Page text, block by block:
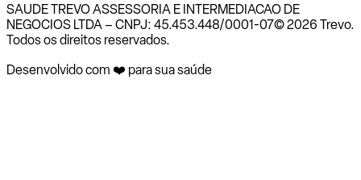
SAUDE TREVO ASSESSORIA E INTERMEDIACAO DE
NEGOCIOS LTDA – CNPJ: 45.453.448/0001-07© 2026 Trevo.
Todos os direitos reservados.
Desenvolvido com ❤️ para sua saúde